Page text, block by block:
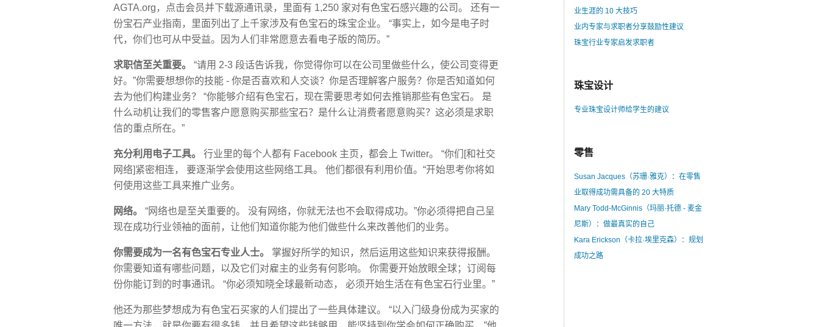
AGTA.org，点击会员并下载源通讯录，里面有 1,250 家对有色宝石感兴趣的公司。 还有一
份宝石产业指南，里面列出了上千家涉及有色宝石的珠宝企业。 “事实上，如今是电子时
代，你们也可从中受益。因为人们非常愿意去看电子版的简历。”
求职信至关重要。
“请用 2-3 段话告诉我，你觉得你可以在公司里做些什么，使公司变得更
好。”你需要想想你的技能 - 你是否喜欢和人交谈？你是否理解客户服务？你是否知道如何
去为他们构建业务？ “你能够介绍有色宝石，现在需要思考如何去推销那些有色宝石。 是
什么动机让我们的零售客户愿意购买那些宝石？是什么让消费者愿意购买？这必须是求职
信的重点所在。”
充分利用电子工具。 行业里的每个人都有 Facebook 主页，都会上 Twitter。 “你们[和社交
网络]紧密相连， 要逐渐学会使用这些网络工具。 他们都很有利用价值。“开始思考你将如
何使用这些工具来推广业务。
网络。
“网络也是至关重要的。 没有网络，你就无法也不会取得成功。”你必须得把自己呈
现在成功行业领袖的面前，让他们知道你能为他们做些什么来改善他们的业务。
你需要成为一名有色宝石专业人士。
掌握好所学的知识，然后运用这些知识来获得报酬。
你需要知道有哪些问题，以及它们对雇主的业务有何影响。 你需要开始放眼全球；订阅每
份你能订到的时事通讯。 “你必须知晓全球最新动态， 必须开始生活在有色宝石行业里。”
他还为那些梦想成为有色宝石买家的人们提出了一些具体建议。 “以入门级身份成为买家的
业生涯的 10 大技巧
业内专家与求职者分享鼓励性建议
珠宝行业专家启发求职者
珠宝设计
专业珠宝设计师给学生的建议
零售
Susan Jacques（苏珊·雅克）：在零售
业取得成功需具备的 20 大特质
Mary Todd-McGinnis（玛丽·托德 - 麦金
尼斯）：做最真实的自己
Kara Erickson（卡拉·埃里克森）：规划
成功之路